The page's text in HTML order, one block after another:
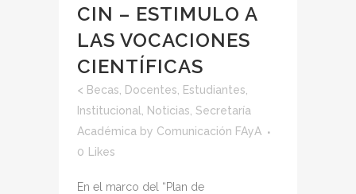
CIN – ESTIMULO A
LAS VOCACIONES
CIENTÍFICAS
< Becas Docentes Estudiantes
Institucional
Noticias Secretaría
Académica by Comunicación FAyA
0
Likes
En el marco del “Plan de